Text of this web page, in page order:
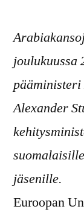
joulukuussa
Alexander
jäsenille.
Euroopan